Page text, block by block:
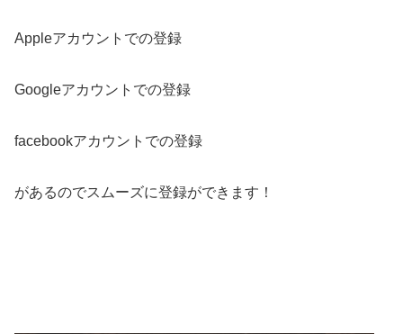
Appleアカウントでの登録
Googleアカウントでの登録
facebookアカウントでの登録
があるのでスムーズに登録ができます！